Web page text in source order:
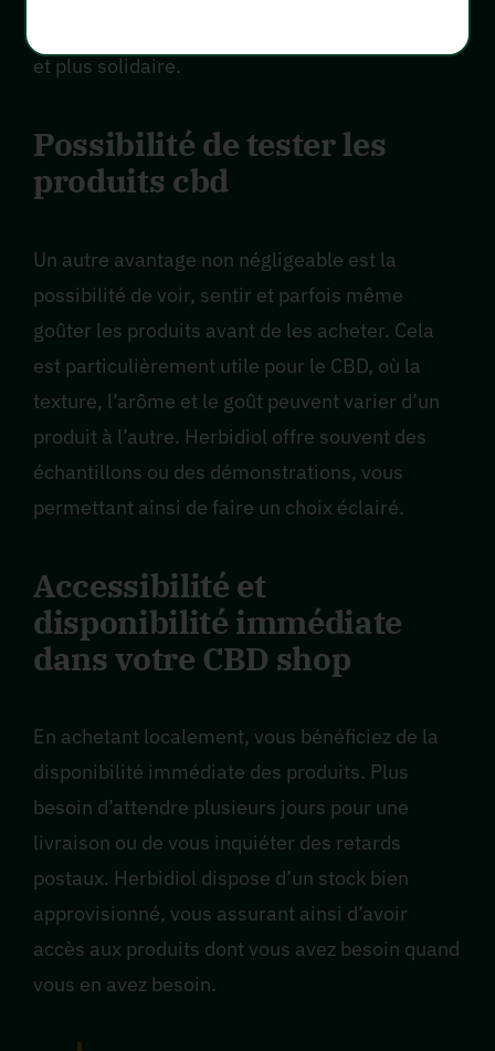
et plus solidaire.
Possibilité de tester les
produits cbd
Un autre avantage non négligeable est la
possibilité de voir, sentir et parfois même
goûter les produits avant de les acheter. Cela
est particulièrement utile pour le CBD, où la
texture, l’arôme et le goût peuvent varier d’un
produit à l’autre. Herbidiol offre souvent des
échantillons ou des démonstrations, vous
permettant ainsi de faire un choix éclairé.
Accessibilité et
disponibilité immédiate
dans votre CBD shop
En achetant localement, vous bénéficiez de la
disponibilité immédiate des produits. Plus
besoin d’attendre plusieurs jours pour une
livraison ou de vous inquiéter des retards
postaux. Herbidiol dispose d’un stock bien
approvisionné, vous assurant ainsi d’avoir
accès aux produits dont vous avez besoin quand
vous en avez besoin.